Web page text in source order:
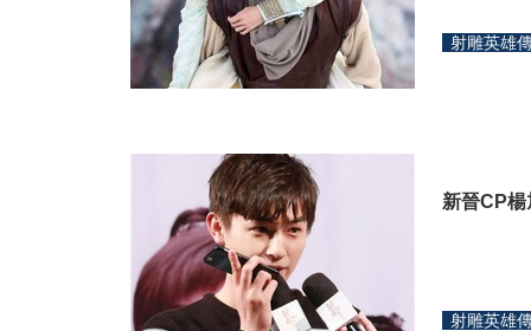
射雕英雄
新晉CP
射雕英雄